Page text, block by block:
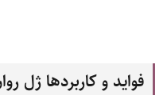
فواید و کاربردها ژل